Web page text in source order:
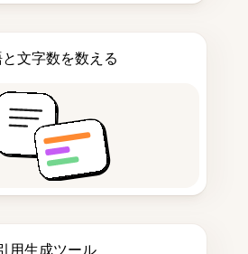
文字数を数える
用生成ツール